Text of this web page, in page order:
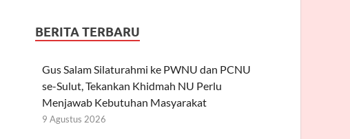
BERITA TERBARU
Gus Salam Silaturahmi ke PWNU dan PCNU
se-Sulut, Tekankan Khidmah NU Perlu
Menjawab Kebutuhan Masyarakat
9 Agustus 2026